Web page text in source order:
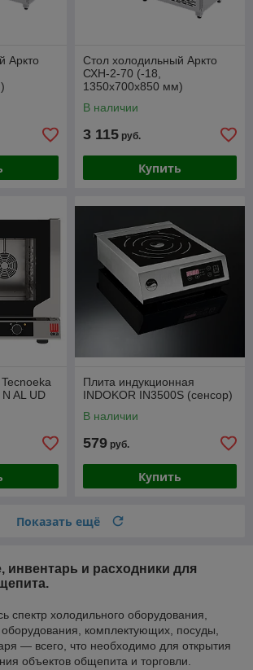
Аркто
Стол холодильный Аркто
СХН-2-70 (-18,
1350x700x850 мм)
В наличии
3 115 руб.
Купить
AL UD
Плита индукционная
INDOKOR IN3500S (сенсор)
В наличии
579 руб.
Купить
Показать ещё
инвентарь и расходники для
спектр холодильного оборудования,
оборудования, комплектующих, посуды,
— всего, что необходимо для открытия
объектов общепита и торговли.